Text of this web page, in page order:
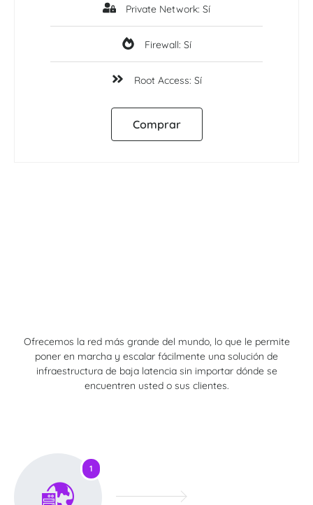
Private Network: Sí
Firewall: Sí
Root Access: Sí
Comprar
Ofrecemos la red más grande del mundo, lo que le permite
poner en marcha y escalar fácilmente una solución de
infraestructura de baja latencia sin importar dónde se
encuentren usted o sus clientes.
1